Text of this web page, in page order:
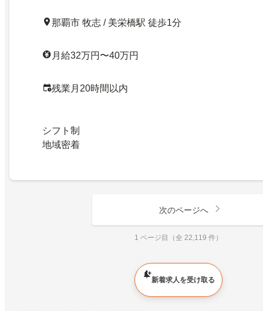
那覇市 牧志 / 美栄橋駅 徒歩1分
月給32万円〜40万円
残業月20時間以内
シフト制
地域密着
次のページへ
1 ページ目（全 22,119 件）
新着求人を受け取る